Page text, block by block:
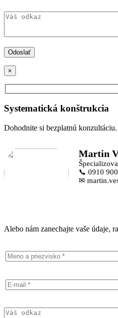
×
Systematická konštrukcia
Dohodnite si bezplatnú konzultáciu.
Martin
📞 0910
✉
Alebo nám zanechajte vaše údaje,